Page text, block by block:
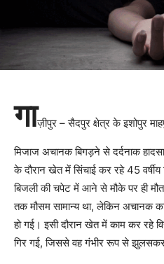
गाज़ीपुर – सैदपुर क्षेत्र के इशोपुर
मिजाज अचानक बिगड़ने से दर्दनाक
के दौरान खेत में सिंचाई कर रहे 45 वर्षीय
बिजली की चपेट में आने से मौके पर ही मौत
तक मौसम सामान्य था, लेकिन अचानक
हो गई। इसी दौरान खेत में काम कर रहे
गिर गई, जिससे वह गंभीर रूप से